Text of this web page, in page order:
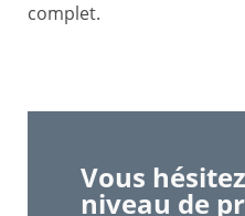
complet.
Vous
niveau de